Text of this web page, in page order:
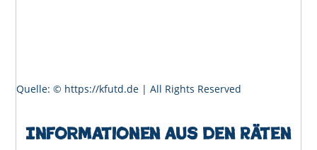
Quelle: © https://kfutd.de | All Rights Reserved
Informationen aus den Räten